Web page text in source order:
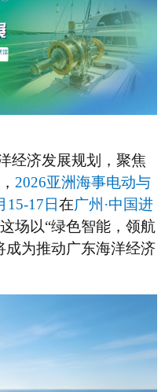
经济发展规划，聚焦
2026亚洲海事电动与
15-17日在广州·中国进
场以“绿色智能，领航
成为推动广东海洋经济